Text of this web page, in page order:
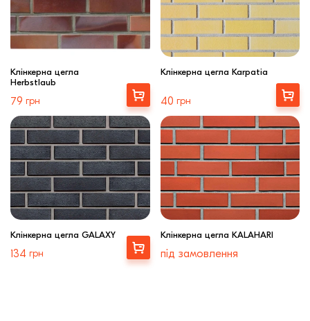
Клінкерна цегла
Herbstlaub
79 грн
Купити
Клінкерна цегла Karpatia
40 грн
Купити
Клінкерна цегла GALAXY
134 грн
Вибрати
Клінкерна цегла KALAHARI
під замовлення